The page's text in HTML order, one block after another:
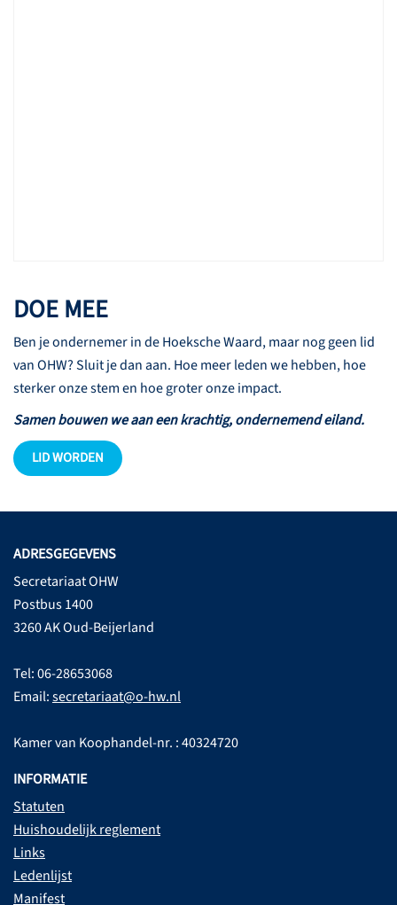
DOE MEE
Ben je ondernemer in de Hoeksche Waard, maar nog geen lid
van OHW? Sluit je dan aan. Hoe meer leden we hebben, hoe
sterker onze stem en hoe groter onze impact.
Samen bouwen we aan een krachtig, ondernemend eiland.
LID WORDEN
ADRESGEGEVENS
Secretariaat OHW
Postbus 1400
3260 AK Oud-Beijerland
Tel: 06-28653068
Email:secretariaat@o-hw.nl
Kamer van Koophandel-nr. : 40324720
INFORMATIE
Statuten
Huishoudelijk reglement
Links
Ledenlijst
Manifest